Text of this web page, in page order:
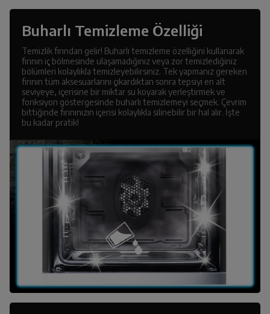
Buharlı Temizleme Özelliği
Temizlik fırından gelir! Buharlı temizleme özelliğini kullanarak
fırının iç bölmesinde ulaşamadığınız veya zor temizlediğiniz
bölümleri kolaylıkla temizleyebilirsiniz. Tek yapmanız gereken
fırının tüm aksesuarlarını çıkardıktan sonra tepsiyi en alt
seviyeye, içerisine bir miktar su koyarak yerleştirmek ve
fonksiyon göstergesinde buharlı temizlemeyi seçmek. Çevrim
bittiğinde fırınınızın içerisi kolaylıkla silinebilir bir hal alır. İşte
bu kadar pratik!